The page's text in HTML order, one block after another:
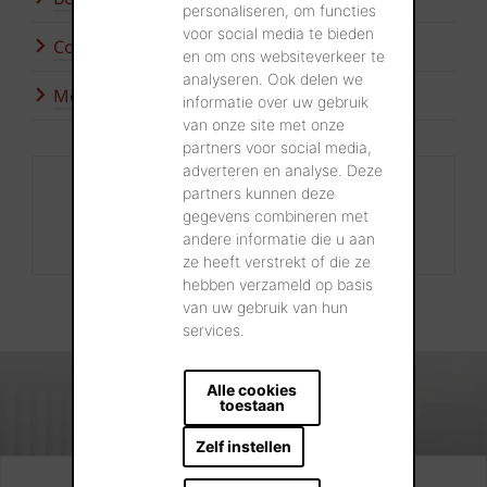
personaliseren, om functies
voor social media te bieden
en om ons websiteverkeer te
analyseren. Ook delen we
informatie over uw gebruik
van onze site met onze
partners voor social media,
adverteren en analyse. Deze
partners kunnen deze
gegevens combineren met
andere informatie die u aan
ze heeft verstrekt of die ze
hebben verzameld op basis
van uw gebruik van hun
services.
Alle cookies
toestaan
Zelf instellen
Contacteer ons
Meer inspiratie
Contact
+32 56 24 96 38
info@wienerberger.be